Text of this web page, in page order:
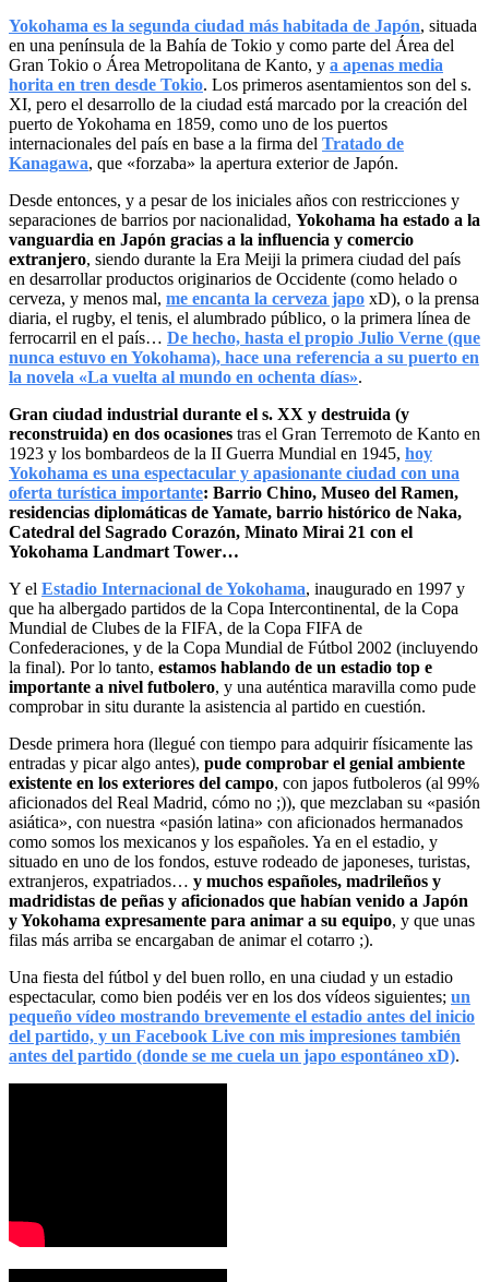
Yokohama es la segunda ciudad más habitada de Japón, situada
en una península de la Bahía de Tokio y como parte del Área del
Gran Tokio o Área Metropolitana de Kanto, y a apenas media
horita en tren desde Tokio. Los primeros asentamientos son del s.
XI, pero el desarrollo de la ciudad está marcado por la creación del
puerto de Yokohama en 1859, como uno de los puertos
internacionales del país en base a la firma del Tratado de
Kanagawa, que «forzaba» la apertura exterior de Japón.
Desde entonces, y a pesar de los iniciales años con restricciones y
separaciones de barrios por nacionalidad, Yokohama ha estado a la
vanguardia en Japón gracias a la influencia y comercio
extranjero, siendo durante la Era Meiji la primera ciudad del país
en desarrollar productos originarios de Occidente (como helado o
cerveza, y menos mal, me encanta la cerveza japo xD), o la prensa
diaria, el rugby, el tenis, el alumbrado público, o la primera línea de
ferrocarril en el país… De hecho, hasta el propio Julio Verne (que
nunca estuvo en Yokohama), hace una referencia a su puerto en
la novela «La vuelta al mundo en ochenta días».
Gran ciudad industrial durante el s. XX y destruida (y
reconstruida) en dos ocasiones tras el Gran Terremoto de Kanto en
1923 y los bombardeos de la II Guerra Mundial en 1945, hoy
Yokohama es una espectacular y apasionante ciudad con una
oferta turística importante: Barrio Chino, Museo del Ramen,
residencias diplomáticas de Yamate, barrio histórico de Naka,
Catedral del Sagrado Corazón, Minato Mirai 21 con el
Yokohama Landmart Tower…
Y el Estadio Internacional de Yokohama, inaugurado en 1997 y
que ha albergado partidos de la Copa Intercontinental, de la Copa
Mundial de Clubes de la FIFA, de la Copa FIFA de
Confederaciones, y de la Copa Mundial de Fútbol 2002 (incluyendo
la final). Por lo tanto, estamos hablando de un estadio top e
importante a nivel futbolero, y una auténtica maravilla como pude
comprobar in situ durante la asistencia al partido en cuestión.
Desde primera hora (llegué con tiempo para adquirir físicamente las
entradas y picar algo antes), pude comprobar el genial ambiente
existente en los exteriores del campo, con japos futboleros (al 99%
aficionados del Real Madrid, cómo no ;)), que mezclaban su «pasión
asiática», con nuestra «pasión latina» con aficionados hermanados
como somos los mexicanos y los españoles. Ya en el estadio, y
situado en uno de los fondos, estuve rodeado de japoneses, turistas,
extranjeros, expatriados… y muchos españoles, madrileños y
madridistas de peñas y aficionados que habían venido a Japón
y Yokohama expresamente para animar a su equipo, y que unas
filas más arriba se encargaban de animar el cotarro ;).
Una fiesta del fútbol y del buen rollo, en una ciudad y un estadio
espectacular, como bien podéis ver en los dos vídeos siguientes; un
pequeño vídeo mostrando brevemente el estadio antes del inicio
del partido, y un Facebook Live con mis impresiones también
antes del partido (donde se me cuela un japo espontáneo xD).